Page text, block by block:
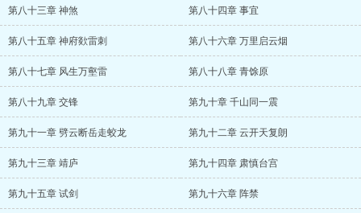
第八十三章 神煞 第八十四章 事宜
第八十五章 神府欻雷刺 第八十六章 万里启云烟
第八十七章 风生万壑雷 第八十八章 青馀原
第八十九章 交锋 第九十章 千山同一震
第九十一章 劈云断岳走蛟龙 第九十二章 云开天复朗
第九十三章 靖庐 第九十四章 肃慎台宫
第九十五章 试剑 第九十六章 阵禁